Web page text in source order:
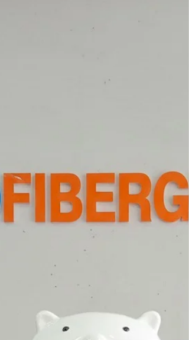
sekadar hiasan, melainkan representasi karakter